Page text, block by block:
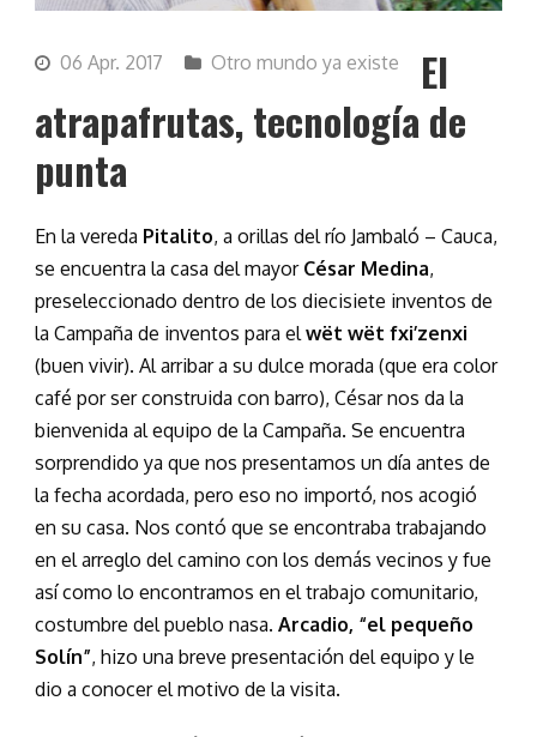
06 Apr. 2017 Otro mundo ya existe
El
atrapafrutas, tecnología de
punta
En la vereda Pitalito, a orillas del río Jambaló – Cauca,
se encuentra la casa del mayorCésar Medina,
preseleccionado dentro de los diecisiete inventos de
la Campaña de inventos para elwët wët fxi’zenxi
(buen vivir). Al arribar a su dulce morada (que era color
café por ser construida con barro), César nos da la
bienvenida al equipo de la Campaña. Se encuentra
sorprendido ya que nos presentamos un día antes de
la fecha acordada, pero eso no importó, nos acogió
en su casa. Nos contó que se encontraba trabajando
en el arreglo del camino con los demás vecinos y fue
así como lo encontramos en el trabajo comunitario,
costumbre del pueblo nasa. Arcadio, “el pequeño
Solín”, hizo una breve presentación del equipo y le
dio a conocer el motivo de la visita.